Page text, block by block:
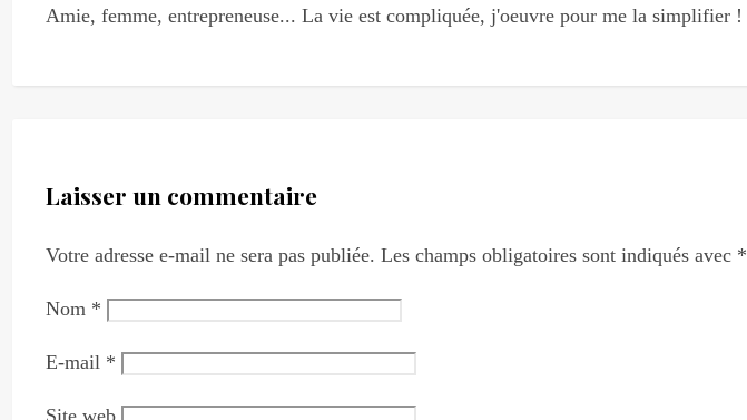
Amie, femme, entrepreneuse... La vie est compliquée, j'oeuvre pour me la simplifier !
Laisser un commentaire
Votre adresse e-mail ne sera pas publiée. Les champs obligatoires sont indiqués avec *
Nom *
E-mail *
Site web